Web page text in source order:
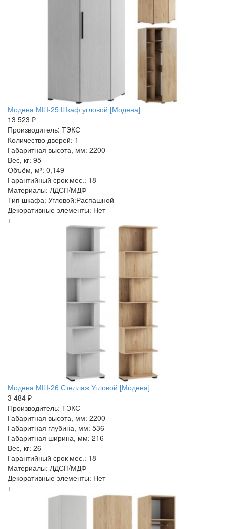
Модена МШ-25 Шкаф угловой [Модена]
13 523 ₽
Производитель: ТЭКС
Количество дверей: 1
Габаритная высота, мм: 2200
Вес, кг: 95
Объём, м³: 0,149
Гарантийный срок мес.: 18
Материалы: ЛДСП/МДФ
Тип шкафа: Угловой:Распашной
Декоративные элементы: Нет
+
Модена МШ-26 Стеллаж Угловой [Модена]
3 484 ₽
Производитель: ТЭКС
Габаритная высота, мм: 2200
Габаритная глубина, мм: 536
Габаритная ширина, мм: 216
Вес, кг: 26
Гарантийный срок мес.: 18
Материалы: ЛДСП/МДФ
Декоративные элементы: Нет
+